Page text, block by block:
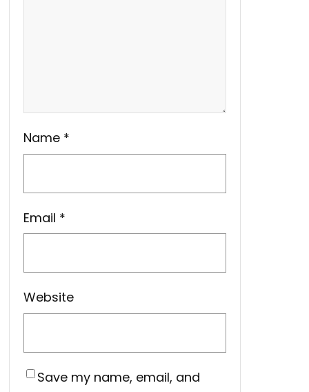
Name *
Email *
Website
Save my name, email, and